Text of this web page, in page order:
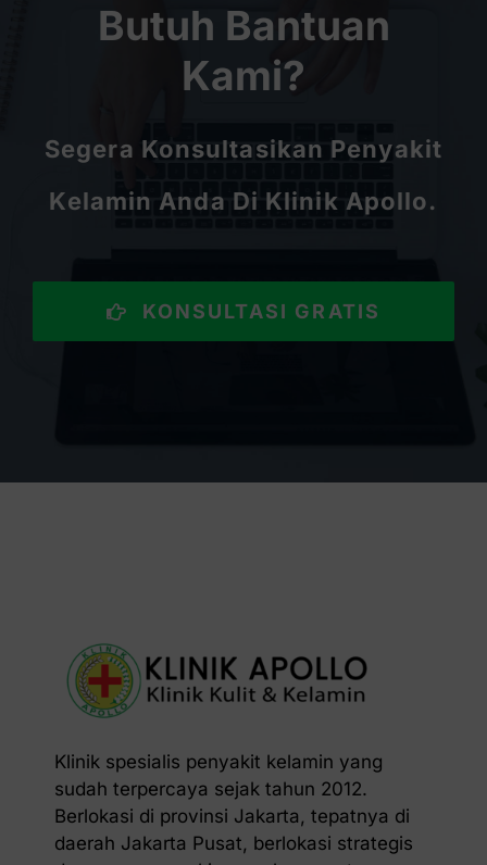
Butuh Bantuan
Kami?
Segera Konsultasikan Penyakit
Kelamin Anda Di Klinik Apollo.
KONSULTASI GRATIS
Klinik spesialis penyakit kelamin yang
sudah terpercaya sejak tahun 2012.
Berlokasi di provinsi Jakarta, tepatnya di
daerah Jakarta Pusat, berlokasi strategis